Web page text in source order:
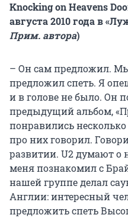
Knoсking on Heavens
августа 2010 года в
Прим. автора)
– Он сам предложил.
предложил спеть. Я
и в голове не было. Он
предыдущий альбом,
понравились
про них говорил.
развитии. U2 думают о
меня познакомил с
нашей группе делал
Англии: интересный
предложить спеть